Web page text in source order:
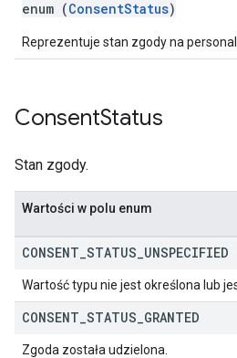
enum (ConsentStatus)
Reprezentuje stan zgody na
ConsentStatus
Stan zgody.
Wartości w polu enum
CONSENT STATUS UNSPECIFIED
Wartość typu nie jest określona lub
CONSENT STATUS GRANTED
Zgoda została udzielona.